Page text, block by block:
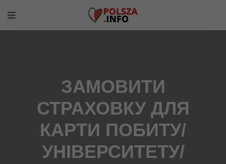
ЗАМОВИТИ
СТРАХОВКУ ДЛЯ
КАРТИ ПОБИТУ/
УНІВЕРСИТЕТУ/